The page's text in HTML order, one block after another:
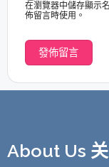
在瀏覽器中儲存顯示
佈留言時使用。
About Us